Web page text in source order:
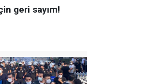
geri sayım!